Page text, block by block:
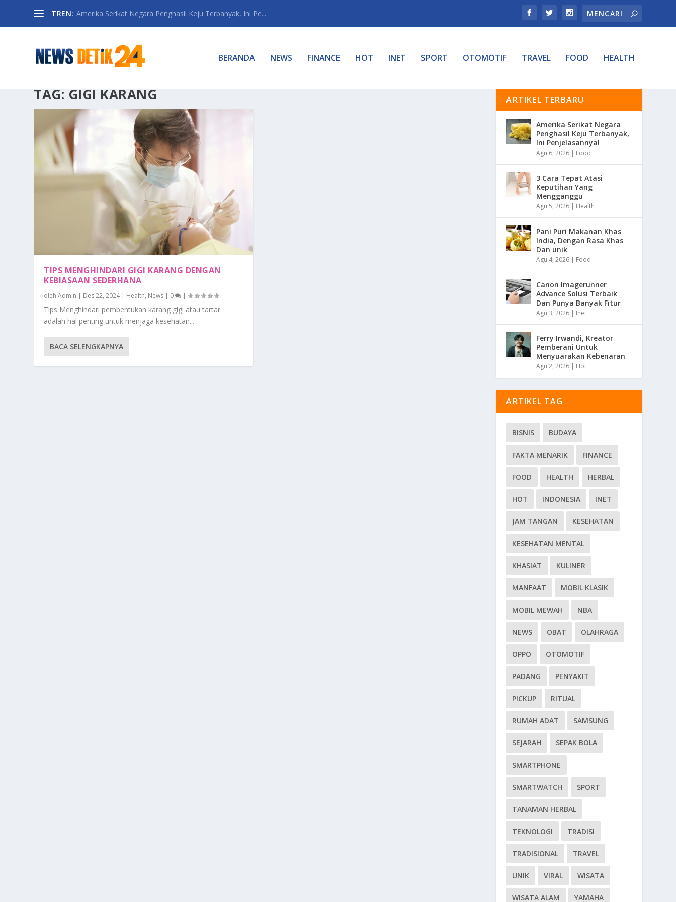
TREN: Amerika Serikat Negara Penghasil Keju Terbanyak, Ini Pe...
BERANDA NEWS FINANCE HOT INET SPORT OTOMOTIF TRAVEL FOOD HEALTH
TAG: GIGI KARANG
TIPS MENGHINDARI GIGI KARANG DENGAN
KEBIASAAN SEDERHANA
olehAdmin | Des 22, 2024| Health, News | 0 |
Tips Menghindari pembentukan karang gigi atau tartar
adalah hal penting untuk menjaga kesehatan...
BACA SELENGKAPNYA
ARTIKEL TERBARU
Amerika Serikat Negara
Penghasil Keju Terbanyak,
Ini Penjelasannya!
Agu 6, 2026 | Food
3 Cara Tepat Atasi
Keputihan Yang
Mengganggu
Agu 5, 2026 | Health
Pani Puri Makanan Khas
India, Dengan Rasa Khas
Dan unik
Agu 4, 2026 | Food
Canon Imagerunner
Advance Solusi Terbaik
Dan Punya Banyak Fitur
Agu 3, 2026 | Inet
Ferry Irwandi, Kreator
Pemberani Untuk
Menyuarakan Kebenaran
Agu 2, 2026 | Hot
ARTIKEL TAG
BISNIS BUDAYA
FAKTA MENARIK FINANCE
FOOD HEALTH HERBAL
HOT INDONESIA INET
JAM TANGAN KESEHATAN
KESEHATAN MENTAL
KHASIAT KULINER
MANFAAT MOBIL KLASIK
MOBIL MEWAH NBA
NEWS OBAT OLAHRAGA
OPPO OTOMOTIF
PADANG PENYAKIT
PICKUP RITUAL
RUMAH ADAT SAMSUNG
SEJARAH SEPAK BOLA
SMARTPHONE
SMARTWATCH SPORT
TANAMAN HERBAL
TEKNOLOGI TRADISI
TRADISIONAL TRAVEL
UNIK VIRAL WISATA
WISATA ALAM YAMAHA